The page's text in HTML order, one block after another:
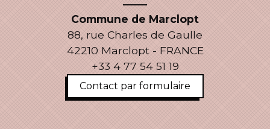
Commune de Marclopt
88, rue Charles de Gaulle
42210 Marclopt - FRANCE
+33 4 77 54 51 19
Contact par formulaire